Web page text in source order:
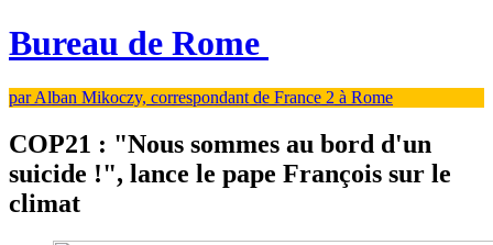
Bureau de Rome
par Alban Mikoczy, correspondant de France 2 à Rome
COP21 : "Nous sommes au bord d'un
suicide !", lance le pape François sur le
climat